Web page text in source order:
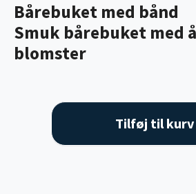
Bårebuket med bånd
Smuk bårebuket med
blomster
Tilføj til kurv